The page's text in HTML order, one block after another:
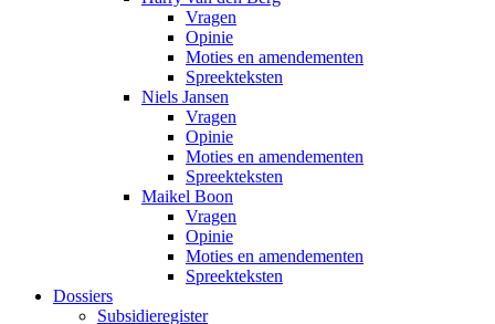
Vragen
Opinie
Moties en amendementen
Spreekteksten
Niels Jansen
Vragen
Opinie
Moties en amendementen
Spreekteksten
Maikel Boon
Vragen
Opinie
Moties en amendementen
Spreekteksten
Dossiers
Subsidieregister